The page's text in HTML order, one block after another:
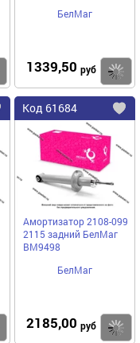
Купить
БелМаг
1339,50 руб
Добавить
избранное
Купить
Код 61684
Амортизатор 2108-099
2115 задний БелМаг
BM9498
БелМаг
2185,00 руб